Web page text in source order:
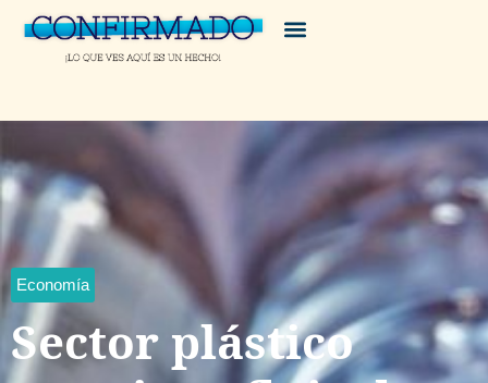
Economía
Sector plástico